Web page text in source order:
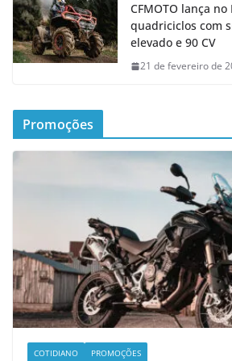
CFMOTO lança
quadriciclos com
elevado e 90 CV
21 de fevereiro de
Promoções
COTIDIANO PROMOÇÕES